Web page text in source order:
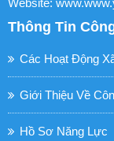
Website:
Thông Tin
Các Hoạt Động
Giới Thiệu Về
Hồ Sơ Năng Lực